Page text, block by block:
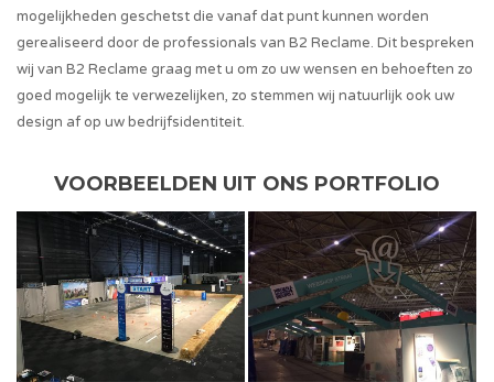
mogelijkheden geschetst die vanaf dat punt kunnen worden
gerealiseerd door de professionals van B2 Reclame. Dit bespreken
wij van B2 Reclame graag met u om zo uw wensen en behoeften zo
goed mogelijk te verwezelijken, zo stemmen wij natuurlijk ook uw
design af op uw bedrijfsidentiteit.
VOORBEELDEN UIT ONS PORTFOLIO